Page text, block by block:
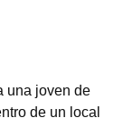
una joven de
de un local